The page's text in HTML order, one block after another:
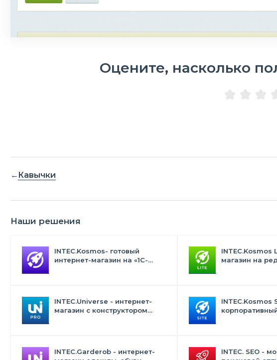
Оцените, насколько
Кавычки
Наши решения
INTEC.Kosmos- готовый
интернет-магазин на «1С-
INTEC.Kosmos
магазин на
INTEC.Universe - интернет-
магазин с конструктором
INTEC.Kosmos
INTEC.Garderob - интернет-
INTEC. SEO -